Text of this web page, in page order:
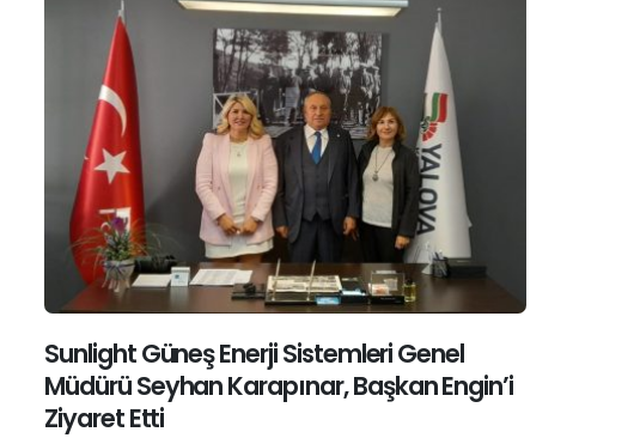
Sunlight Güneş Enerji Sistemleri Genel
Müdürü Seyhan Karapınar, Başkan Engin’i
Ziyaret Etti